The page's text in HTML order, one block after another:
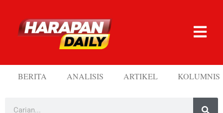
BERITA ANALISIS ARTIKEL KOLUMNIS